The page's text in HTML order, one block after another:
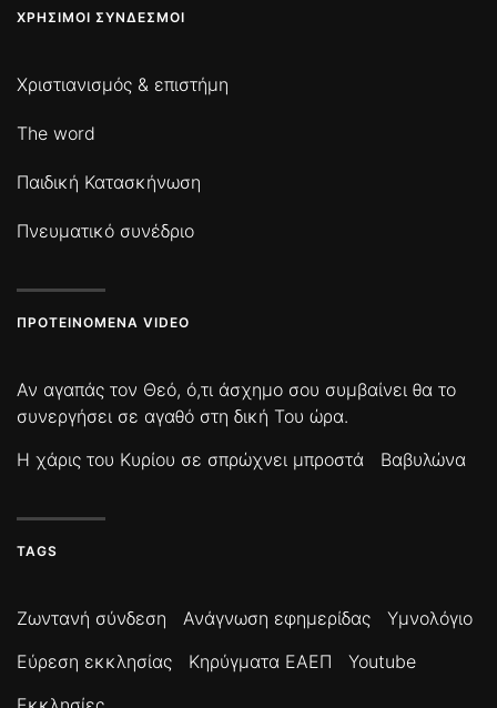
ΧΡΉΣΙΜΟΙ ΣΎΝΔΕΣΜΟΙ
Χριστιανισμός & επιστήμη
The word
Παιδική Κατασκήνωση
Πνευματικό συνέδριο
ΠΡΟΤΕΙΝΌΜΕΝΑ VIDEO
Αν αγαπάς τον Θεό, ό,τι άσχημο σου συμβαίνει θα το
συνεργήσει σε αγαθό στη δική Του ώρα.
Η χάρις του Κυρίου σε σπρώχνει μπροστά
Βαβυλώνα
TAGS
Ζωντανή σύνδεση Ανάγνωση εφημερίδας
Υμνολόγιο
Εύρεση εκκλησίας
Κηρύγματα ΕΑΕΠ
Youtube